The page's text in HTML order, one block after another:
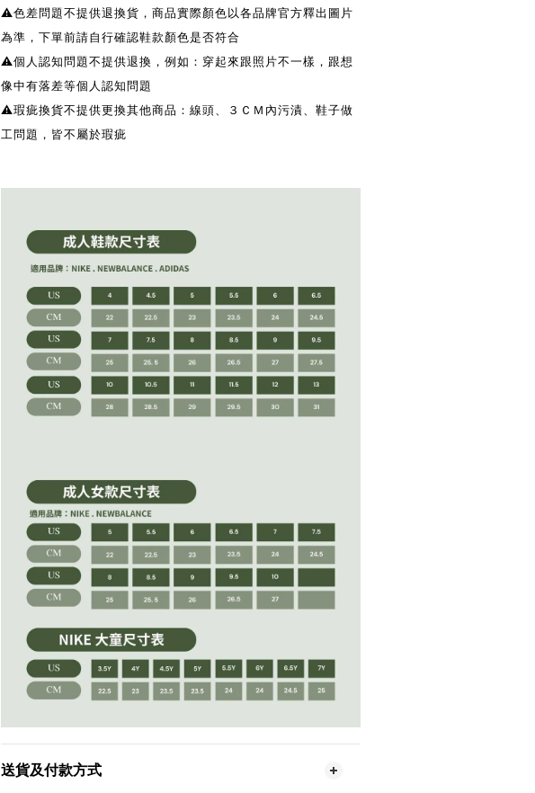
⚠️色差問題不提供退換貨，商品實際顏色以各品牌官方釋出圖片
為準，下單前請自行確認鞋款顏色是否符合
⚠️個人認知問題不提供退換，例如：穿起來跟照片不一樣，跟想
像中有落差等個人認知問題
⚠️瑕疵換貨不提供更換其他商品：線頭、３ＣＭ內污漬、鞋子做
工問題，皆不屬於瑕疵
送貨及付款方式